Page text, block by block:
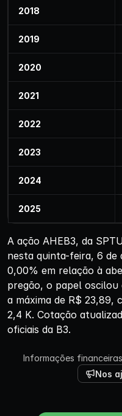
2018
2019
2020
2021
2022
2023
2024
2025
A ação AHEB3, da
nesta quinta-feira, 6 de
0,00% em relação à
pregão, o papel oscilou
a máxima de R$ 23,89,
2,4 K. Cotação
oficiais da B3.
Informações
Nos